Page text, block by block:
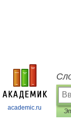
academic.ru